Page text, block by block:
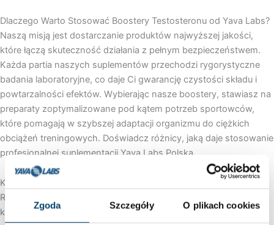
Zgoda Szczegóły O plikach cookies
Dlaczego Warto Stosować Boostery Testosteronu od Yava Labs?
Naszą misją jest dostarczanie produktów najwyższej jakości,
które łączą skuteczność działania z pełnym bezpieczeństwem.
Każda partia naszych suplementów przechodzi rygorystyczne
badania laboratoryjne, co daje Ci gwarancję czystości składu i
powtarzalności efektów. Wybierając nasze boostery, stawiasz na
preparaty zoptymalizowane pod kątem potrzeb sportowców,
które pomagają w szybszej adaptacji organizmu do ciężkich
obciążeń treningowych. Doświadcz różnicy, jaką daje stosowanie
profesjonalnej suplementacji Yava Labs Polska.
Korzyści dla Twojej Formy Fizycznej
Regularne stosowanie boosterów testosteronu przynosi szereg
korzyści, które zauważysz zarówno na treningu, jak i w